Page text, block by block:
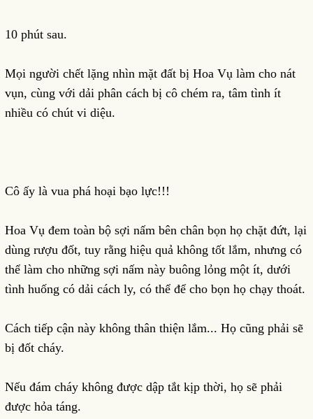
10 phút sau.
Mọi người chết lặng nhìn mặt đất bị Hoa Vụ làm cho nát
vụn, cùng với dải phân cách bị cô chém ra, tâm tình ít
nhiều có chút vi diệu.
Cô ấy là vua phá hoại bạo lực!!!
Hoa Vụ đem toàn bộ sợi nấm bên chân bọn họ chặt đứt, lại
dùng rượu đốt, tuy rằng hiệu quả không tốt lắm, nhưng có
thể làm cho những sợi nấm này buông lỏng một ít, dưới
tình huống có dải cách ly, có thể để cho bọn họ chạy thoát.
Cách tiếp cận này không thân thiện lắm... Họ cũng phải sẽ
bị đốt cháy.
Nếu đám cháy không được dập tắt kịp thời, họ sẽ phải
được hỏa táng.